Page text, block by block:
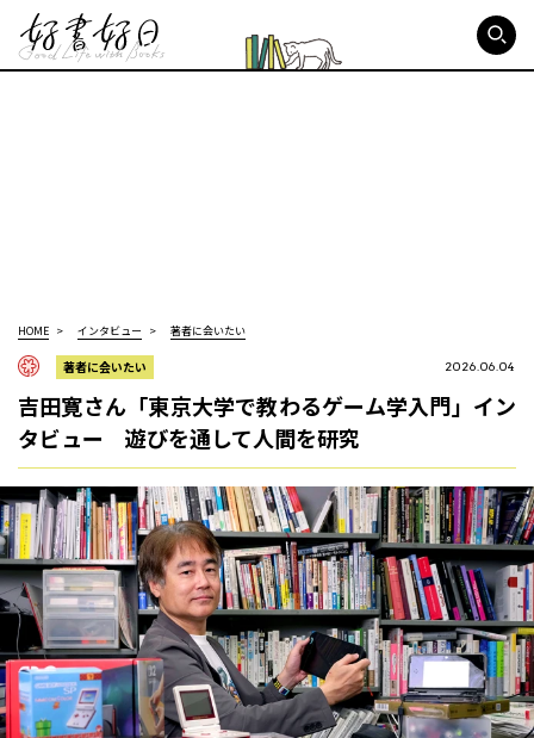
HOME インタビュー 著者に会いたい
著者に会いたい 2026.06.04
吉田寛さん「東京大学で教わるゲーム学入門」イン
タビュー 遊びを通して人間を研究